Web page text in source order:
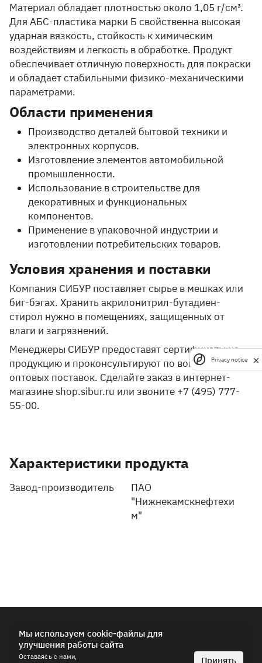
Материал обладает плотностью около 1,05 г/см³.
Для АБС-пластика марки Б свойственна высокая
ударная вязкость, стойкость к химическим
воздействиям и легкость в обработке. Продукт
обеспечивает отличную поверхность для покраски
и обладает стабильными физико-механическими
параметрами.
Области применения
Производство деталей бытовой техники и
электронных корпусов.
Изготовление элементов автомобильной
промышленности.
Использование в строительстве для
декоративных и функциональных
компонентов.
Применение в упаковочной индустрии и
изготовлении потребительских товаров.
Условия хранения и поставки
Компания СИБУР поставляет сырье в мешках или
биг-бэгах. Хранить акрилонитрил-бутадиен-
стирол нужно в помещениях, защищенных от
влаги и загрязнений.
Менеджеры СИБУР предоставят сертификаты на
продукцию и проконсультируют по вопросам
оптовых поставок. Сделайте заказ в интернет-
магазине shop.sibur.ru или звоните +7 (495) 777-
55-00.
Характеристики продукта
Завод-производитель
ПАО
"Нижнекамскнефтехи
м"
© 2026 ПАО «СИБУР-Холдинг»
Политика в области обработки персональных данных
Антимонопольная политика
Мы используем cookie-файлы для
улучшения работы сайта
Оставаясь с нами,
Принять
Privacy notice